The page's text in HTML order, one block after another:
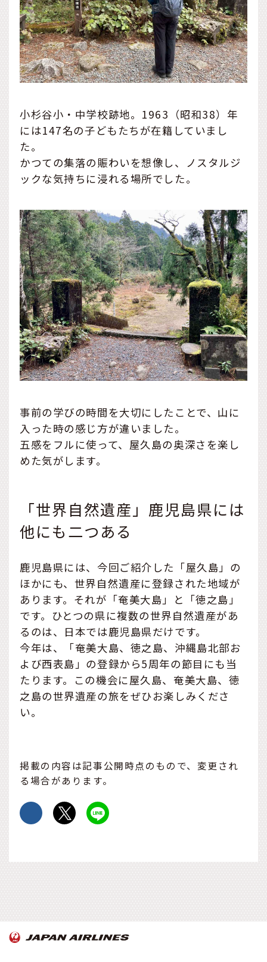
小杉谷小・中学校跡地。1963（昭和38）年
には147名の子どもたちが在籍していまし
た。
かつての集落の賑わいを想像し、ノスタルジ
ックな気持ちに浸れる場所でした。
事前の学びの時間を大切にしたことで、山に
入った時の感じ方が違いました。
五感をフルに使って、屋久島の奥深さを楽し
めた気がします。
「世界自然遺産」鹿児島県には
他にも二つある
鹿児島県には、今回ご紹介した「屋久島」の
ほかにも、世界自然遺産に登録された地域が
あります。それが「奄美大島」と「徳之島」
です。ひとつの県に複数の世界自然遺産があ
るのは、日本では鹿児島県だけです。
今年は、「奄美大島、徳之島、沖縄島北部お
よび西表島」の登録から5周年の節目にも当
たります。この機会に屋久島、奄美大島、徳
之島の世界遺産の旅をぜひお楽しみくださ
い。
掲載の内容は記事公開時点のもので、変更され
る場合があります。